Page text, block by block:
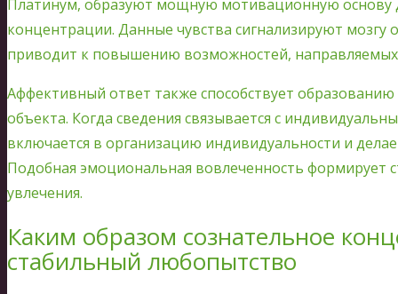
Платинум, образуют мощную мотивационную основу
концентрации. Данные чувства сигнализируют мозгу
приводит к повышению возможностей, направляемых
Аффективный ответ также способствует
объекта. Когда сведения связывается с
включается в организацию индивидуальности и
Подобная эмоциональная вовлеченность формирует
увлечения.
Каким образом сознательное
стабильный любопытство